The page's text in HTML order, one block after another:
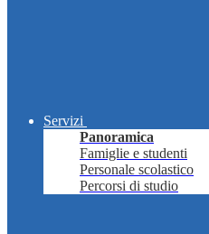
Servizi
Panoramica
Famiglie e studenti
Personale scolastico
Percorsi di studio